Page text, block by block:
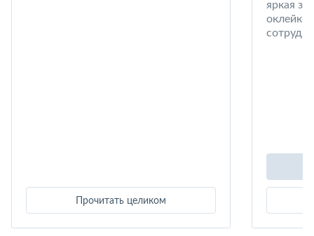
Прочитать целиком
яркая
оклейке